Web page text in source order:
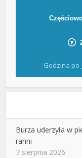
Godzina po
Burza uderzyła w
ranni
7 sierpnia 2026